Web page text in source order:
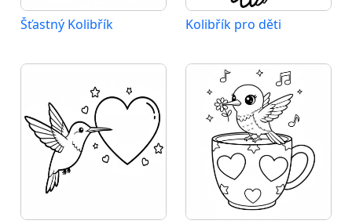
Šťastný Kolibřík Kolibřík pro děti